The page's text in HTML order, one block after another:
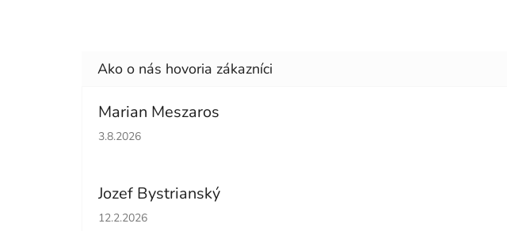
Marian Meszaros
Hodnotenie obchodu je 5 z 5 hviezdičiek.
3.8.2026
Jozef Bystrianský
Hodnotenie obchodu je 5 z 5 hviezdičiek.
12.2.2026